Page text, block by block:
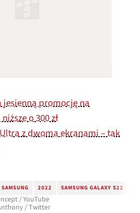
jesienną promocję na
o 300 zł
z dwoma ekranami – tak
2022 SAMSUNG GALAXY S22
/ YouTube
/ Twitter